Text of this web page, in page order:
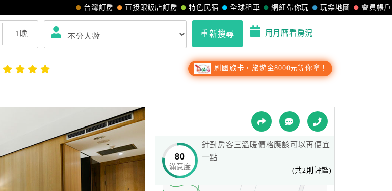
會員帳戶
玩樂地圖
網紅帶你玩
全球租車
特色民宿
直接跟飯店訂房
台灣訂房
1 晚 重新搜尋 用月曆看房況
刷國旅卡，旅遊金8000元等你拿！
80
滿意度
針對房客三溫暖價格應該可以再便宜
一點
(共2則評鑑)